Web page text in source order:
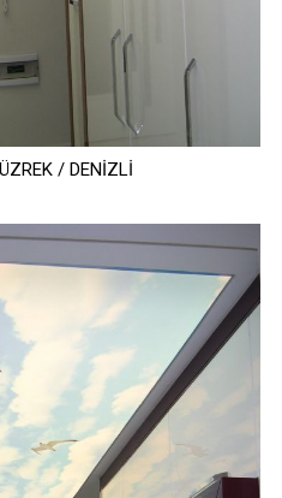
/ DENİZLİ